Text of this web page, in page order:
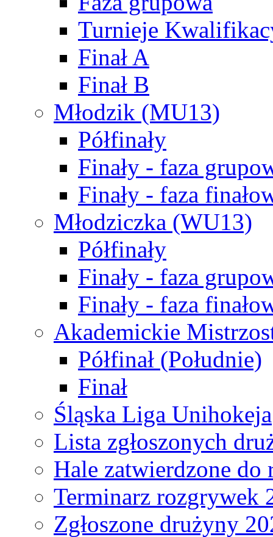
Turnieje
Finał A
Finał B
Młodzik (MU13)
Półfinały
Finały - faza
Finały - faza
Młodziczka (WU13)
Półfinały
Finały - faza
Finały - faza
Akademickie
Półfinał (Południe)
Finał
Śląska Liga Unihokeja
Lista zgłoszonych
Hale zatwierdzone do
Terminarz rozgrywek
Zgłoszone drużyny